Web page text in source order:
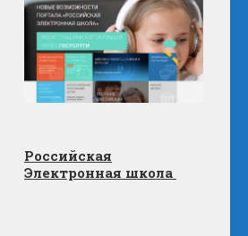
Российская
Электронная школа